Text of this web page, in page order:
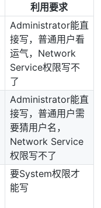
利用要求
Administrator能直
接写，普通用户看
运气，Network
Service权限写不
了
Administrator能直
接写，普通用户需
要猜用户名，
Network Service
权限写不了
要System权限才
能写